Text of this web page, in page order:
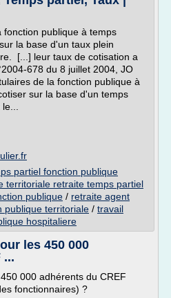
fonction publique à temps
la base d'un taux plein
[...] leur taux de cotisation a
678 du 8 juillet 2004, JO
de la fonction publique à
sur la base d'un temps
partiel fonction publique
territoriale retraite temps partiel
publique / retraite agent
publique territoriale / travail
hospitaliere
les 450 000
...
000 adhérents du CREF
fonctionnaires) ?